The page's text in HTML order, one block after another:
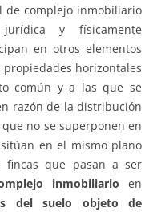
de complejo inmobiliario
y físicamente
en otros elementos
horizontales
común y a las que se
razón de la distribución
no se superponen en
en el mismo plano
fincas que pasan a ser
inmobiliario en
del suelo objeto de